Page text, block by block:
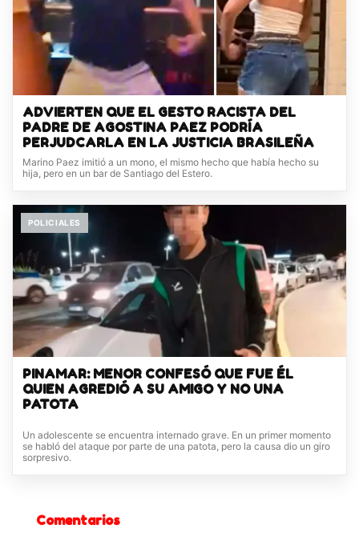
ADVIERTEN QUE EL GESTO RACISTA DEL
PADRE DE AGOSTINA PAEZ PODRÍA
PERJUDCARLA EN LA JUSTICIA BRASILEÑA
Marino Paez imitió a un mono, el mismo hecho que había hecho su
hija, pero en un bar de Santiago del Estero.
POLICIALES
PINAMAR: MENOR CONFESÓ QUE FUE ÉL
QUIEN AGREDIÓ A SU AMIGO Y NO UNA
PATOTA
Un adolescente se encuentra internado grave. En un primer momento
se habló del ataque por parte de una patota, pero la causa dio un giro
sorpresivo.
Comentarios